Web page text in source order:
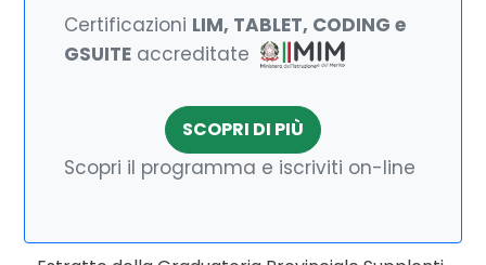
Certificazioni LIM, TABLET, CODING e
GSUITE accreditate
SCOPRI DI PIÙ
Scopri il programma e iscriviti on-line